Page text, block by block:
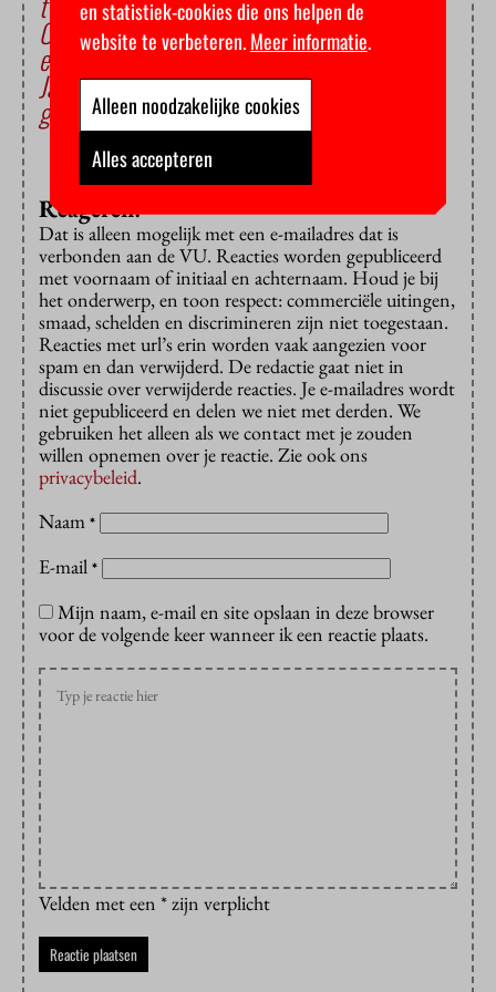
Ondernemingsraad klaagt over versnippering
en onduidelijkheid internationalisering
Jaarplan 2026: stevige bezuinigingen en
gedwongen ontslagen
Reageren?
Dat is alleen mogelijk met een e-mailadres dat is
verbonden aan de VU. Reacties worden gepubliceerd
met voornaam of initiaal en achternaam. Houd je bij
het onderwerp, en toon respect: commerciële uitingen,
smaad, schelden en discrimineren zijn niet toegestaan.
Reacties met url’s erin worden vaak aangezien voor
spam en dan verwijderd. De redactie gaat niet in
discussie over verwijderde reacties. Je e-mailadres wordt
niet gepubliceerd en delen we niet met derden. We
gebruiken het alleen als we contact met je zouden
willen opnemen over je reactie. Zie ook ons
privacybeleid.
Naam *
E-mail *
Mijn naam, e-mail en site opslaan in deze browser
voor de volgende keer wanneer ik een reactie plaats.
Velden met een * zijn verplicht
en statistiek-cookies die ons helpen de
website te verbeteren.Meer informatie.
Alleen noodzakelijke cookies
Alles accepteren